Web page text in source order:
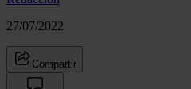
27/07/2022
Compartir